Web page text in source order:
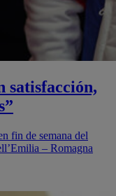
satisfacción,
fin de semana del
– Romagna